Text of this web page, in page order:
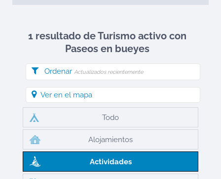
1 resultado de Turismo activo con
Paseos en bueyes
Ordenar Actualizados recientemente
Ver en el mapa
Todo
Alojamientos
Actividades